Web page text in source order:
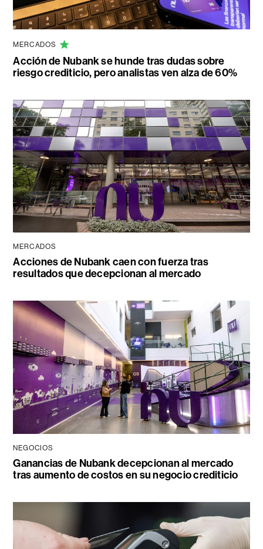
MERCADOS
Acción de Nubank se hunde tras dudas sobre
riesgo crediticio, pero analistas ven alza de 60%
MERCADOS
Acciones de Nubank caen con fuerza tras
resultados que decepcionan al mercado
NEGOCIOS
Ganancias de Nubank decepcionan al mercado
tras aumento de costos en su negocio crediticio